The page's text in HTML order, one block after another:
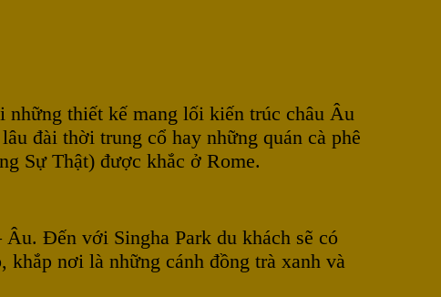
những thiết kế mang lối kiến trúc châu Âu
đài thời trung cổ hay những quán cà phê
Sự Thật) được khắc ở Rome.
Đến với Singha Park du khách sẽ có
nơi là những cánh đồng trà xanh và